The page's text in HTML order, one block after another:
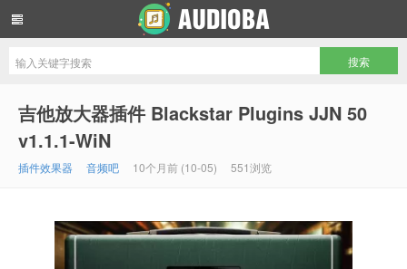
吉他放大器插件 Blackstar Plugins JJN 50
v1.1.1-WiN
插件效果器 音频吧 10个月前 (10-05) 551浏览